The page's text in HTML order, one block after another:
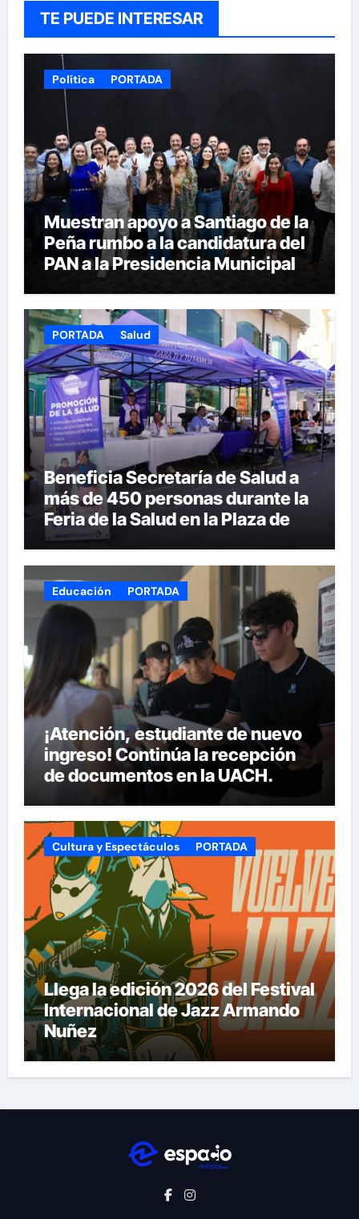
TE PUEDE INTERESAR
Política PORTADA
Muestran apoyo a Santiago de la
Peña rumbo a la candidatura del
PAN a la Presidencia Municipal
PORTADA Salud
Beneficia Secretaría de Salud a
más de 450 personas durante la
Feria de la Salud en la Plaza de
Armas
Educación PORTADA
¡Atención, estudiante de nuevo
ingreso! Continúa la recepción
de documentos en la UACH.
Cultura y Espectáculos PORTADA
Llega la edición 2026 del Festival
Internacional de Jazz Armando
Nuñez